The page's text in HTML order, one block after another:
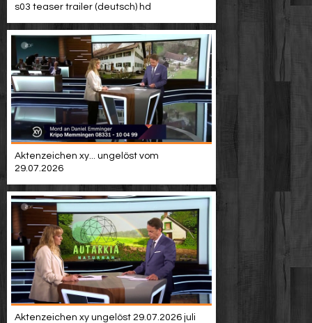
s03 teaser trailer (deutsch) hd
Aktenzeichen xy... ungelöst vom
29.07.2026
Aktenzeichen xy ungelöst 29.07.2026 juli